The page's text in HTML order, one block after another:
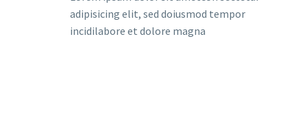
adipisicing elit, sed doiusmod tempor
incidilabore et dolore magna